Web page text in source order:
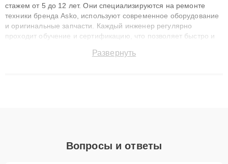
стажем от 5 до 12 лет. Они специализируются на ремонте
техники бренда Asko, используют современное оборудование
и оригинальные запчасти. Каждый инженер регулярно
проходит обучение и сертификацию, что позволяет быстро и
сохранением гарантии до 3 лет. Наши мастера решают
Развернуть
Вопросы и ответы